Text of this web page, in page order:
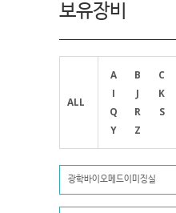
보유장비
ALL
A B C
I
J K
Q
R S
Y
Z
광학바이오메드이미징실